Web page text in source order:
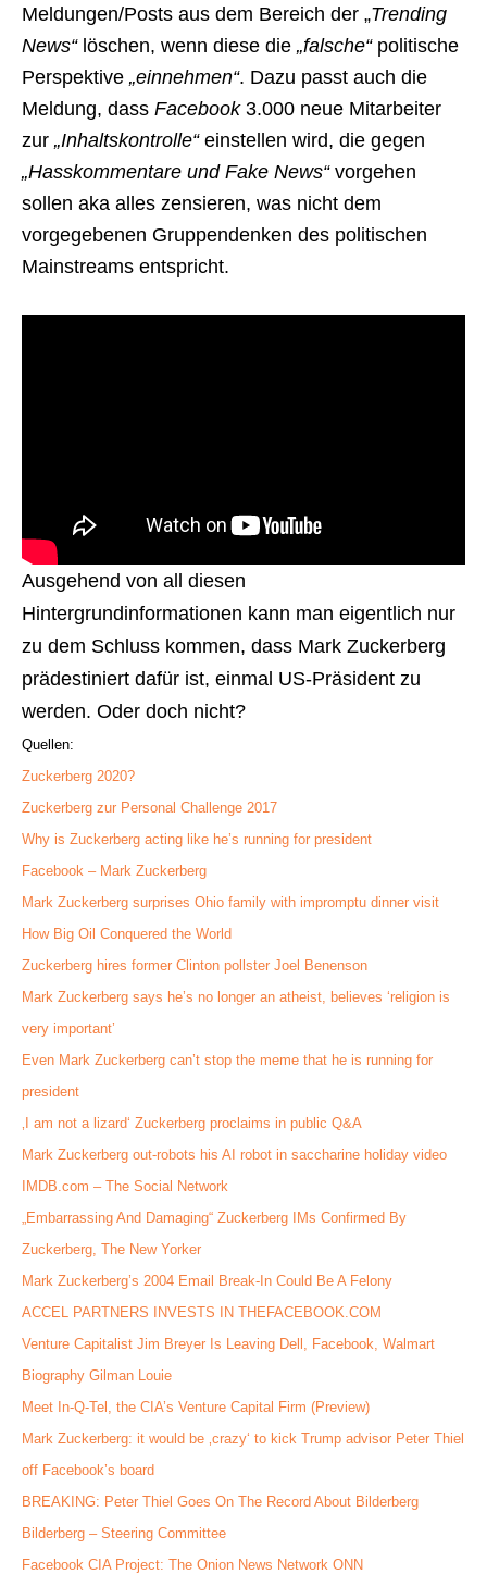
Meldungen/Posts aus dem Bereich der „Trending
News“löschen, wenn diese die „falsche“politische
Perspektive „einnehmen“. Dazu passt auch die
Meldung, dass Facebook3.000 neue Mitarbeiter
zur „Inhaltskontrolle“einstellen wird, die gegen
„Hasskommentare und Fake News“vorgehen
sollen aka alles zensieren, was nicht dem
vorgegebenen Gruppendenken des politischen
Mainstreams entspricht.
Ausgehend von all diesen
Hintergrundinformationen kann man eigentlich nur
zu dem Schluss kommen, dass Mark Zuckerberg
prädestiniert dafür ist, einmal US-Präsident zu
werden. Oder doch nicht?
Quellen:
Zuckerberg 2020?
Zuckerberg zur Personal Challenge 2017
Why is Zuckerberg acting like he’s running for president
Facebook – Mark Zuckerberg
Mark Zuckerberg surprises Ohio family with impromptu dinner visit
How Big Oil Conquered the World
Zuckerberg hires former Clinton pollster Joel Benenson
Mark Zuckerberg says he’s no longer an atheist, believes ‘religion is
very important’
Even Mark Zuckerberg can’t stop the meme that he is running for
president
‚I am not a lizard‘ Zuckerberg proclaims in public Q&A
Mark Zuckerberg out-robots his AI robot in saccharine holiday video
IMDB.com – The Social Network
„Embarrassing And Damaging“ Zuckerberg IMs Confirmed By
Zuckerberg, The New Yorker
Mark Zuckerberg’s 2004 Email Break-In Could Be A Felony
ACCEL PARTNERS INVESTS IN THEFACEBOOK.COM
Venture Capitalist Jim Breyer Is Leaving Dell, Facebook, Walmart
Biography Gilman Louie
Meet In-Q-Tel, the CIA’s Venture Capital Firm (Preview)
Mark Zuckerberg: it would be ‚crazy‘ to kick Trump advisor Peter Thiel
off Facebook’s board
BREAKING: Peter Thiel Goes On The Record About Bilderberg
Bilderberg – Steering Committee
Facebook CIA Project: The Onion News Network ONN